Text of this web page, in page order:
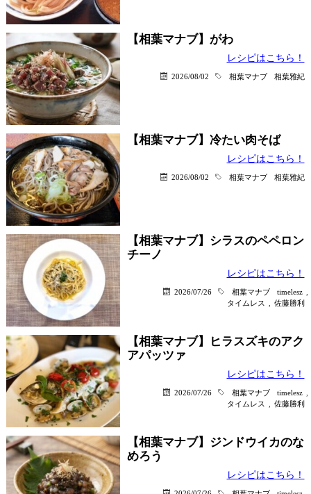
【相葉マナブ】がわ
レシピはこちら！
2026/08/02 相葉マナブ 相葉雅紀
【相葉マナブ】冷たい肉そば
レシピはこちら！
2026/08/02 相葉マナブ 相葉雅紀
【相葉マナブ】シラスのペペロン
チーノ
レシピはこちら！
2026/07/26 相葉マナブ timelesz
タイムレス
佐藤勝利
【相葉マナブ】ヒラスズキのアク
アパッツァ
レシピはこちら！
2026/07/26 相葉マナブ timelesz
タイムレス
佐藤勝利
【相葉マナブ】ジンドウイカのな
めろう
レシピはこちら！